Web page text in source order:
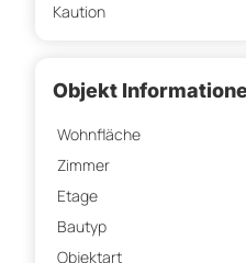
Kaution
Objekt
Wohnfläche
Zimmer
Etage
Bautyp
Objektart